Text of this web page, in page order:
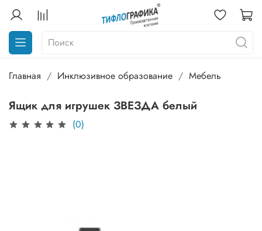
Главная Инклюзивное образование Мебель
Ящик для игрушек ЗВЕЗДА белый
(0)